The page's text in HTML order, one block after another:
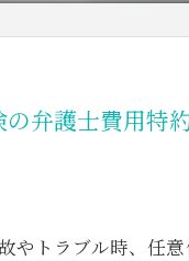
の弁護士費用特
やトラブル時、任